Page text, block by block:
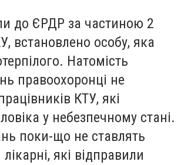
до ЄРДР за частиною 2
встановлено особу, яка
Натомість
правоохоронці не
КТУ, які
у небезпечному стані.
поки-що не ставлять
які відправили